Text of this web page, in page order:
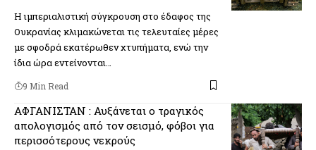
Η ιμπεριαλιστική σύγκρουση στο έδαφος της
Ουκρανίας κλιμακώνεται τις τελευταίες μέρες
με σφοδρά εκατέρωθεν χτυπήματα, ενώ την
ίδια ώρα εντείνονται…
9 Min Read
ΑΦΓΑΝΙΣΤΑΝ : Αυξάνεται ο τραγικός
απολογισμός από τον σεισμό, φόβοι για
περισσότερους νεκρούς